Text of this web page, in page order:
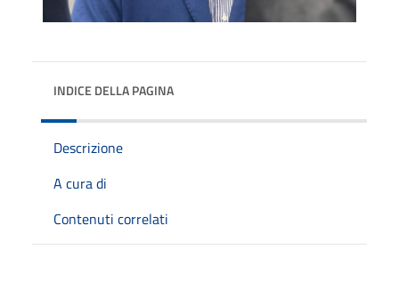
INDICE DELLA PAGINA
Descrizione
A cura di
Contenuti correlati